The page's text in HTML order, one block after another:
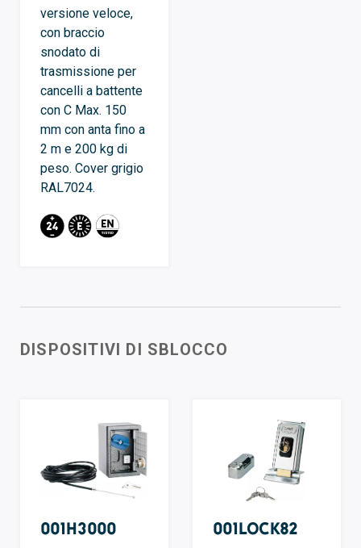
versione veloce,
con braccio
snodato di
trasmissione per
cancelli a battente
con C Max. 150
mm con anta fino a
2 m e 200 kg di
peso. Cover grigio
RAL7024.
DISPOSITIVI DI SBLOCCO
001H3000 001LOCK82